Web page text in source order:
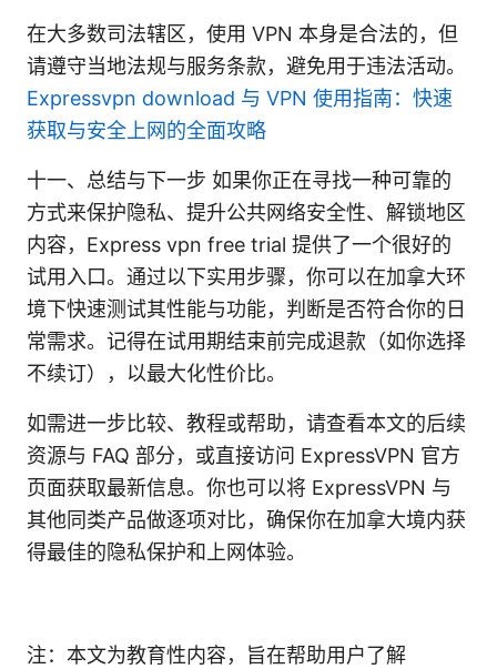
在大多数司法辖区，使用 VPN 本身是合法的，但
请遵守当地法规与服务条款，避免用于违法活动。
Expressvpn download 与 VPN 使用指南：快速
获取与安全上网的全面攻略
十一、总结与下一步 如果你正在寻找一种可靠的
方式来保护隐私、提升公共网络安全性、解锁地区
内容，Express vpn free trial 提供了一个很好的
试用入口。通过以下实用步骤，你可以在加拿大环
境下快速测试其性能与功能，判断是否符合你的日
常需求。记得在试用期结束前完成退款（如你选择
不续订），以最大化性价比。
如需进一步比较、教程或帮助，请查看本文的后续
资源与 FAQ 部分，或直接访问 ExpressVPN 官方
页面获取最新信息。你也可以将 ExpressVPN 与
其他同类产品做逐项对比，确保你在加拿大境内获
得最佳的隐私保护和上网体验。
注：本文为教育性内容，旨在帮助用户了解